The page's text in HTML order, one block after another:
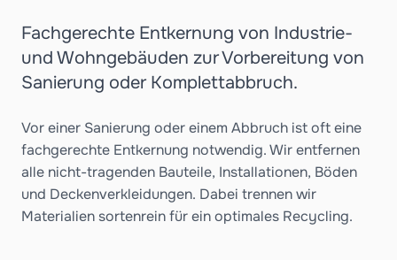
Fachgerechte Entkernung von Industrie-
und Wohngebäuden zur Vorbereitung von
Sanierung oder Komplettabbruch.
Vor einer Sanierung oder einem Abbruch ist oft eine
fachgerechte Entkernung notwendig. Wir entfernen
alle nicht-tragenden Bauteile, Installationen, Böden
und Deckenverkleidungen. Dabei trennen wir
Materialien sortenrein für ein optimales Recycling.